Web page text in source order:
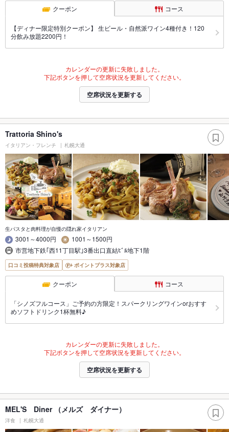
クーポン コース
【ディナー限定特別クーポン】 生ビール・自然派ワイン4種付き！120
分飲み放題2200円！
カレンダーの更新に失敗しました。
下記ボタンを押して空席状況を更新してください。
空席状況を更新する
Trattoria Shino's
イタリアン・フレンチ 札幌大通
生パスタと肉料理が自慢の隠れ家イタリアン
3001～4000円
1001～1500円
市営地下鉄｢西11丁目駅｣3番出口直結ﾋﾞﾙ地下1階
口コミ投稿特典対象店 ポイントプラス対象店
クーポン コース
「シノズフルコース」ご予約の方限定！スパークリングワインorおすす
めソフトドリンク1杯無料♪
カレンダーの更新に失敗しました。
下記ボタンを押して空席状況を更新してください。
空席状況を更新する
MEL'S Diner （メルズ ダイナー）
洋食 札幌大通